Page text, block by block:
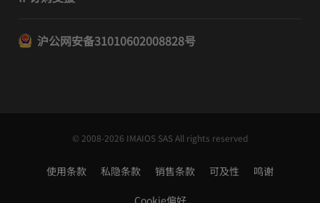
沪公网安备31010602008828号
© 2008-2026 IMAIOS SAS All rights reserved
使用条款 私隐条款 销售条款 可及性 鸣谢
Cookie偏好